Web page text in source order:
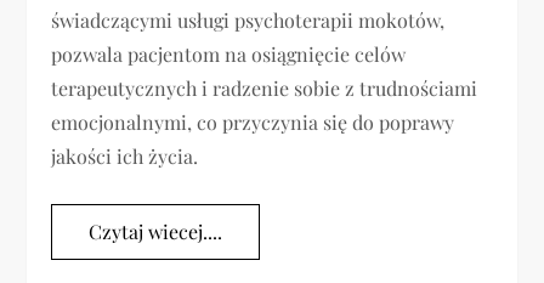
świadczącymi usługi psychoterapii mokotów,
pozwala pacjentom na osiągnięcie celów
terapeutycznych i radzenie sobie z trudnościami
emocjonalnymi, co przyczynia się do poprawy
jakości ich życia.
Czytaj wiecej....